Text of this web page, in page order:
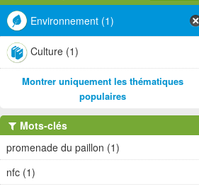
Environnement (1)
Culture (1)
Montrer uniquement les thématiques
populaires
Mots-clés
promenade du paillon (1)
nfc (1)